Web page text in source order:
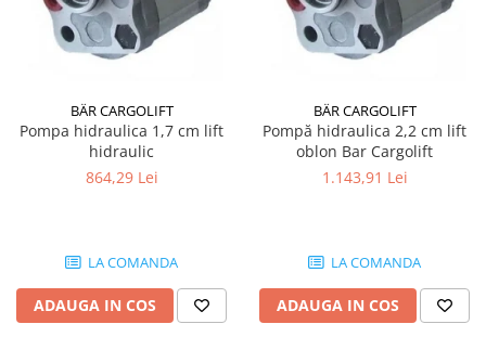
BÄR CARGOLIFT
Pompa hidraulica 1,7 cm lift
hidraulic
864,29 Lei
LA COMANDA
ADAUGA IN COS
BÄR CARGOLIFT
Pompă hidraulica 2,2 cm lift
oblon Bar Cargolift
1.143,91 Lei
LA COMANDA
ADAUGA IN COS